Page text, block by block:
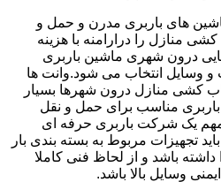
ماشین های باربری مدرن و حمل و
کشی منازل را درارامنه با هزینه
درون شهری ماشین باربری
و وسایل انتخاب می شود.وانت ها
کشی منازل درون شهرها بسیار
مناسب برای حمل و نقل
یک شرکت باربری حرفه ای
تجهیزات مربوط به بسته بندی بار
باشد و از لحاظ فنی کاملا
وسایل بالا باشد.